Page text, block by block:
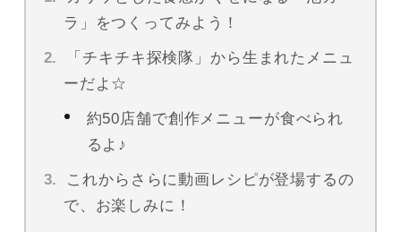
ラ」をつくってみよう！
「チキチキ探検隊」から生まれたメニュ
ーだよ☆
約50店舗で創作メニューが食べられ
るよ♪
これからさらに動画レシピが登場するの
で、お楽しみに！